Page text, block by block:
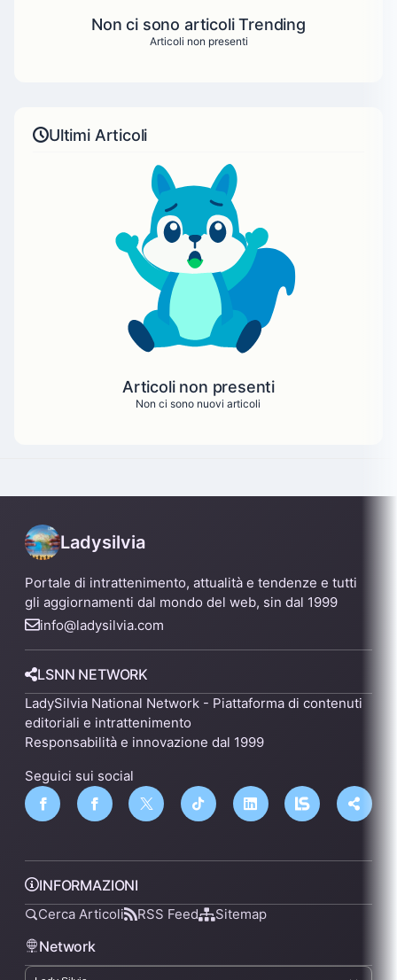
Non ci sono articoli Trending
Articoli non presenti
Ultimi Articoli
Articoli non presenti
Non ci sono nuovi articoli
Ladysilvia
Portale di intrattenimento, attualità e tendenze e tutti
gli aggiornamenti dal mondo del web, sin dal 1999
info@ladysilvia.com
LSNN NETWORK
LadySilvia National Network - Piattaforma di contenuti
editoriali e intrattenimento
Responsabilità e innovazione dal 1999
Seguici sui social
INFORMAZIONI
Cerca Articoli RSS Feed Sitemap
Network